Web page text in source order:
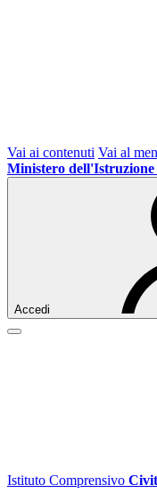
Vai ai contenuti Vai al
Ministero
Accedi
Istituto Comprensivo